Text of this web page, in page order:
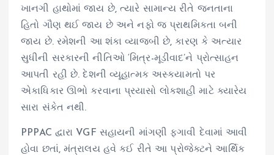
ખાનગી હાથોમાં જાય છે, ત્યારે સામાન્ય રીતે જનતાના
હિતો ગૌણ થઈ જાય છે અને નફો જ પ્રાથમિકતા બની
જાય છે. રમેશની આ શંકા વ્યાજબી છે, કારણ કે અત્યાર
સુધીની સરકારની નીતિઓ ‘મિત્ર-મૂડીવાદ’ને પ્રોત્સાહન
આપતી રહી છે. દેશની વ્યૂહાત્મક અસ્કયામતો પર
એકાધિકાર ઊભો કરવાના પ્રયાસો લોકશાહી માટે ક્યારેય
સારા સંકેત નથી.
PPPAC દ્વારા VGF સહાયની માંગણી ફગાવી દેવામાં આવી
હોવા છતાં, મંત્રાલય હવે કઈ રીતે આ પ્રોજેક્ટને આર્થિક